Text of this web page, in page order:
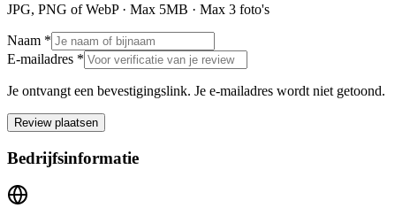
JPG, PNG of WebP · Max 5MB · Max 3 foto's
Naam *
E-mailadres *
Je ontvangt een bevestigingslink. Je e-mailadres wordt niet getoond.
Review plaatsen
Bedrijfsinformatie